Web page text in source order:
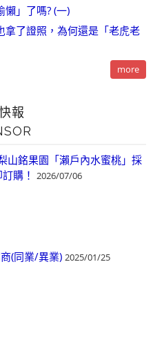
懶」了嗎? (一)
拿了證照，為何還是「老虎老
more
報
山銘果園「瀨戶內水蜜桃」採
購！ 2026/07/06
(同業/異業) 2025/01/25